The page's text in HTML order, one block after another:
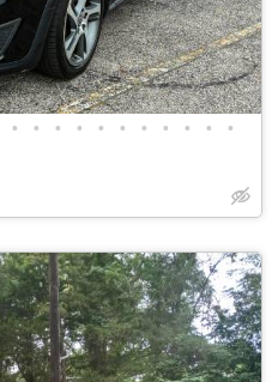
• • • • • • • • • • •